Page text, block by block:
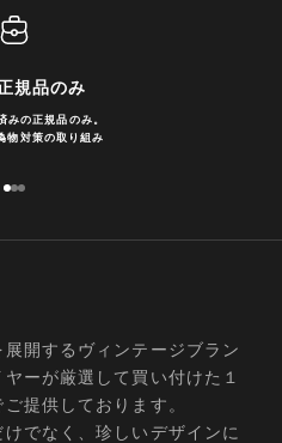
規品のみ
みの正規品のみ。
物対策の取り組み
I18n Error: Missing interpolation
I18n Error: Missing interpolation
I18n Error: Missing interpolation
開するヴィンテージブラン
ーが厳選して買い付けた１
提供しております。
でなく、珍しいデザインに